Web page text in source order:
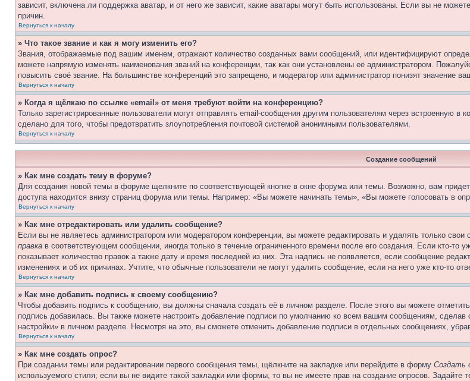
зависит, включена ли поддержка аватар, и от него же зависит, какие аватары могут быть использованы. Если вы не
причин.
Вернуться к началу
» Что такое звание и как я могу изменить его?
Звания, отображаемые под вашим именем, отражают количество созданных вами сообщений, или идентифицируют
можете напрямую изменять наименования званий на конференции, так как они установлены её администратором.
повысить своё звание. На большинстве конференций это запрещено, и модератор или администратор понизят значение
Вернуться к началу
» Когда я щёлкаю по ссылке «email» от меня требуют войти на конференцию?
Только зарегистрированные пользователи могут отправлять email-сообщения другим пользователям через встроенную
сделано для того, чтобы предотвратить злоупотребления почтовой системой анонимными пользователями.
Вернуться к началу
Создание сообщений
» Как мне создать тему в форуме?
Для создания новой темы в форуме щелкните по соответствующей кнопке в окне форума или темы. Возможно, вам
доступа находится внизу страниц форума или темы. Например: «Вы можете начинать темы», «Вы можете голосовать в
Вернуться к началу
» Как мне отредактировать или удалить сообщение?
Если вы не являетесь администратором или модератором конференции, вы можете редактировать и удалять только
правка в соответствующем сообщении, иногда только в течение ограниченного времени после его создания. Если кто-
показывает количество правок а также дату и время последней из них. Эта надпись не появляется, если сообщение
изменениях и об их причинах. Учтите, что обычные пользователи не могут удалить сообщение, если на него уже кто-то
Вернуться к началу
» Как мне добавить подпись к своему сообщению?
Чтобы добавить подпись к сообщению, вы должны сначала создать её в личном разделе. После этого вы можете
подпись добавилась. Вы также можете настроить добавление подписи по умолчанию ко всем вашим сообщениям,
настройки» в личном разделе. Несмотря на это, вы сможете отменить добавление подписи в отдельных сообщениях,
Вернуться к началу
» Как мне создать опрос?
При создании темы или редактировании первого сообщения темы, щёлкните на закладке или перейдите в форму Создать
используемого стиля; если вы не видите такой закладки или формы, то вы не имеете прав на создание опросов.